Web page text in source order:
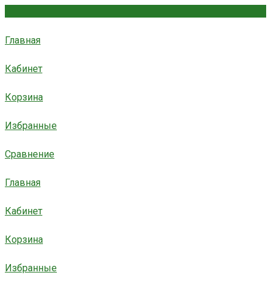
Главная
Кабинет
Корзина
Избранные
Сравнение
Главная
Кабинет
Корзина
Избранные